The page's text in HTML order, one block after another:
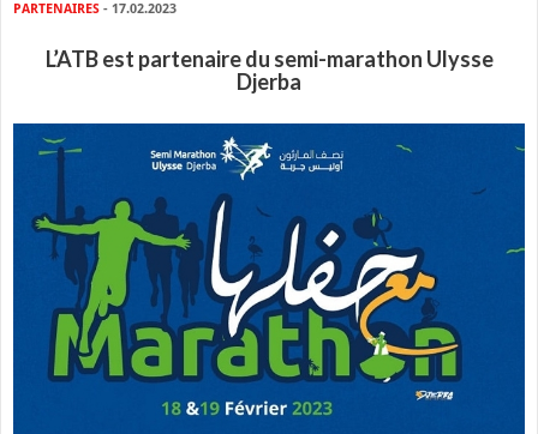
PARTENAIRES - 17.02.2023
L’ATB est partenaire du semi-marathon Ulysse
Djerba